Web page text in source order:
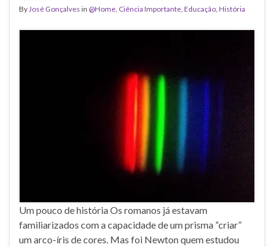
ByJosé Gonçalves in @Home, Ciência Importante, Educação, História
Um pouco de história Os romanos já estavam
familiarizados com a capacidade de um prisma “criar”
um arco-íris de cores. Mas foi Newton quem estudou